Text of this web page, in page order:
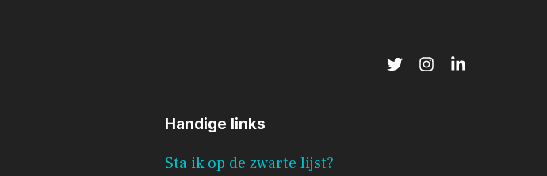
Handige links
Sta ik op de zwarte lijst?